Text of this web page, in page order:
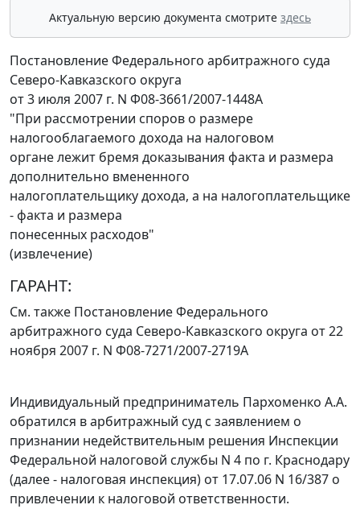
Актуальную версию документа смотрите здесь
Постановление Федерального арбитражного суда
Северо-Кавказского округа
от 3 июля 2007 г. N Ф08-3661/2007-1448А
"При рассмотрении споров о размере
налогооблагаемого дохода на налоговом
органе лежит бремя доказывания факта и размера
дополнительно вмененного
налогоплательщику дохода, а на налогоплательщике
- факта и размера
понесенных расходов"
(извлечение)
ГАРАНТ:
См. также ПостановлениеФедерального
арбитражного суда Северо-Кавказского округа от 22
ноября 2007 г. N Ф08-7271/2007-2719А
Индивидуальный предприниматель Пархоменко А.А.
обратился в арбитражный суд с заявлением о
признании недействительным решения Инспекции
Федеральной налоговой службы N 4 по г. Краснодару
(далее - налоговая инспекция) от 17.07.06 N 16/387 о
привлечении к налоговой ответственности.